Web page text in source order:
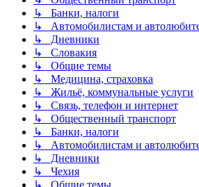
↳ Банки, налоги
↳ Автомобилистам и
↳ Дневники
↳ Словакия
↳ Общие темы
↳ Медицина, страховка
↳ Жильё, коммунальные услуги
↳ Связь, телефон и интернет
↳ Общественный транспорт
↳ Банки, налоги
↳ Автомобилистам и
↳ Дневники
↳ Чехия
↳ Общие темы